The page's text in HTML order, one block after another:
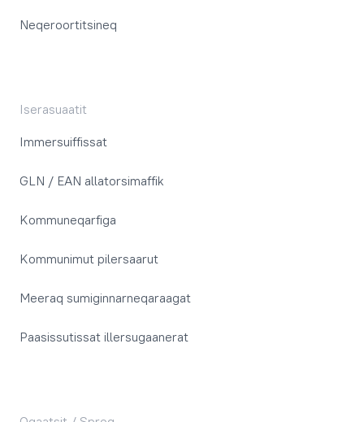
Neqeroortitsineq
Iserasuaatit
Immersuiffissat
GLN / EAN allatorsimaffik
Kommuneqarfiga
Kommunimut pilersaarut
Meeraq sumiginnarneqaraagat
Paasissutissat illersugaanerat